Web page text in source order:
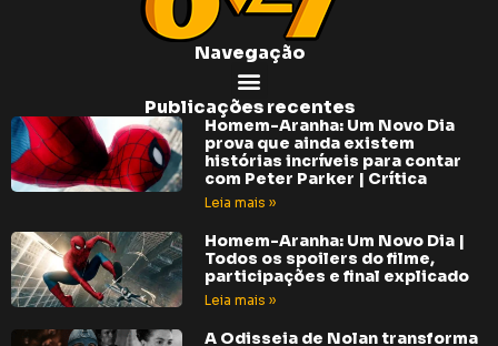
Navegação
Publicações recentes
Homem-Aranha: Um Novo Dia
prova que ainda existem
histórias incríveis para contar
com Peter Parker | Crítica
Leia mais »
Homem-Aranha: Um Novo Dia |
Todos os spoilers do filme,
participações e final explicado
Leia mais »
A Odisseia de Nolan transforma